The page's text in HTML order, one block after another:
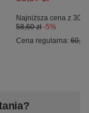
Najniższa cena z 30
58,60 zł -5%
Cena regularna: 60,40